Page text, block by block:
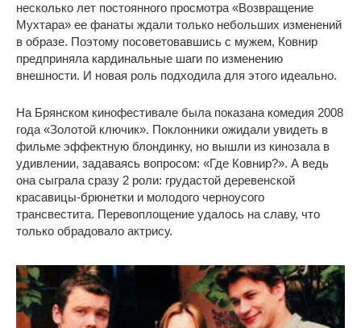
несколько лет постоянного просмотра «Возвращение
Мухтара» ее фанаты ждали только небольших изменений
в образе. Поэтому посоветовавшись с мужем, Ковнир
предприняла кардинальные шаги по изменению
внешности. И новая роль подходила для этого идеально.
На Брянском кинофестивале была показана комедия 2008
года «Золотой ключик». Поклонники ожидали увидеть в
фильме эффектную блондинку, но вышли из кинозала в
удивлении, задаваясь вопросом: «Где Ковнир?». А ведь
она сыграла сразу 2 роли: грудастой деревенской
красавицы-брюнетки и молодого черноусого
трансвестита. Перевоплощение удалось на славу, что
только обрадовало актрису.